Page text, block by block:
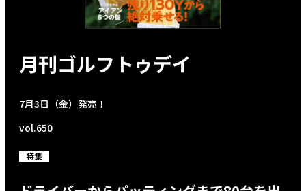
月刊ゴルフトゥデイ
7月3日（金）発売！
vol.650
特集